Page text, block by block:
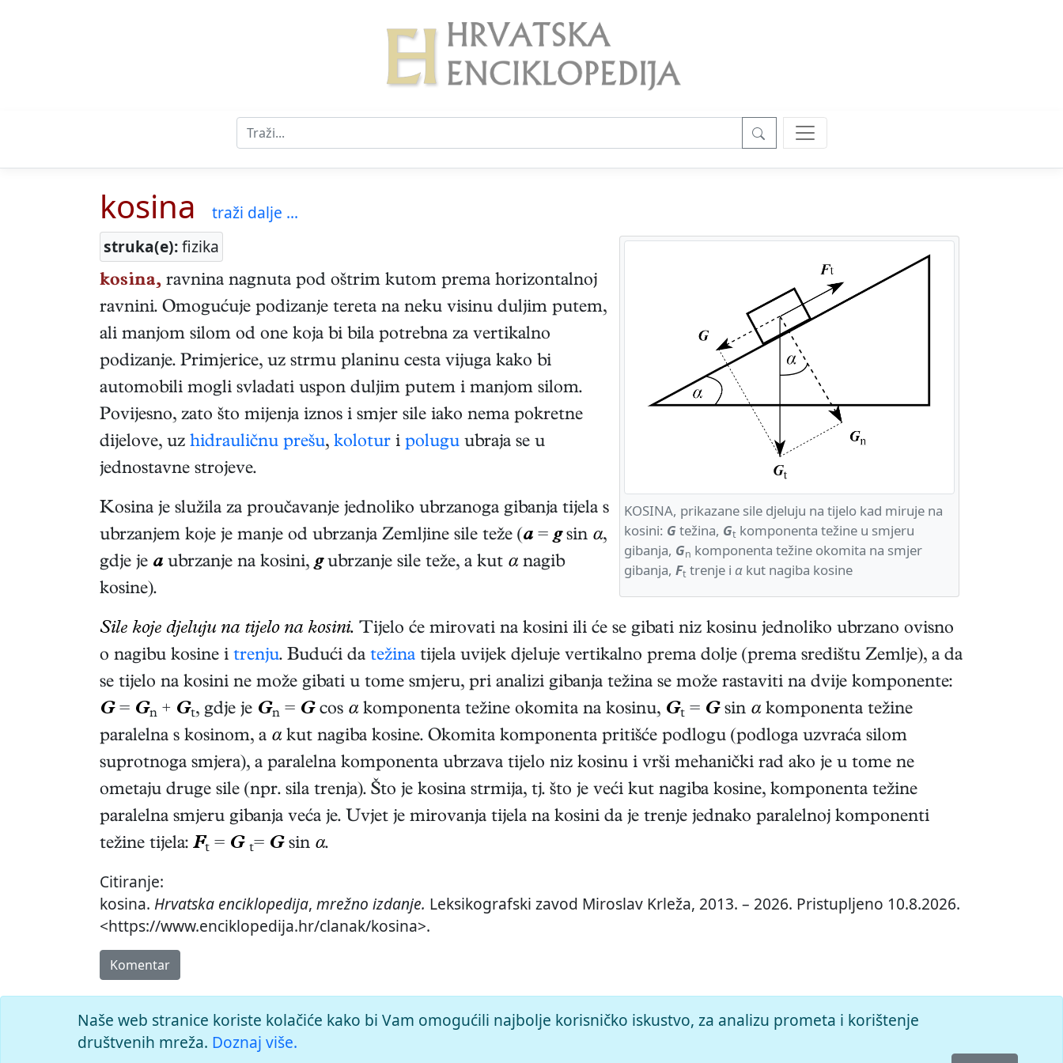
kosina
traži dalje ...
struka(e):fizika
KOSINA, prikazane sile djeluju na tijelo kad miruje na
kosini: G težina, Gt komponenta težine u smjeru
gibanja, Gn komponenta težine okomita na smjer
gibanja, Ft trenje i α kut nagiba kosine
kosina, ravnina nagnuta pod oštrim kutom prema horizontalnoj
ravnini. Omogućuje podizanje tereta na neku visinu duljim putem,
ali manjom silom od one koja bi bila potrebna za vertikalno
podizanje. Primjerice, uz strmu planinu cesta vijuga kako bi
automobili mogli svladati uspon duljim putem i manjom silom.
Povijesno, zato što mijenja iznos i smjer sile iako nema pokretne
dijelove, uz hidrauličnu prešu, kolotur i polugu ubraja se u
jednostavne strojeve.
Kosina je služila za proučavanje jednoliko ubrzanoga gibanja tijela s
ubrzanjem koje je manje od ubrzanja Zemljine sile teže (a =gsin α,
gdje je a ubrzanje na kosini,gubrzanje sile teže, a kut αnagib
kosine).
Sile koje djeluju na tijelo na kosini. Tijelo će mirovati na kosini ili će se gibati niz kosinu jednoliko ubrzano ovisno
o nagibu kosine i trenju. Budući da težina tijela uvijek djeluje vertikalno prema dolje (prema središtu Zemlje), a da
se tijelo na kosini ne može gibati u tome smjeru, pri analizi gibanja težina se može rastaviti na dvije komponente:
G= Gn + Gt, gdje je Gn = Gcos αkomponenta težine okomita na kosinu, Gt = Gsin αkomponenta težine
paralelna s kosinom, a αkut nagiba kosine. Okomita komponenta pritišće podlogu (podloga uzvraća silom
suprotnoga smjera), a paralelna komponenta ubrzava tijelo niz kosinu i vrši mehanički rad ako je u tome ne
ometaju druge sile (npr. sila trenja). Što je kosina strmija, tj. što je veći kut nagiba kosine, komponenta težine
paralelna smjeru gibanja veća je. Uvjet je mirovanja tijela na kosini da je trenje jednako paralelnoj komponenti
težine tijela: Ft = G t= Gsin α.
Citiranje:
kosina. Hrvatska enciklopedija, mrežno izdanje. Leksikografski zavod Miroslav Krleža, 2013. – 2026. Pristupljeno 10.8.2026.
<https://www.enciklopedija.hr/clanak/kosina>.
Komentar
Naše web stranice koriste kolačiće kako bi Vam omogućili najbolje korisničko iskustvo, za analizu prometa i korištenje
društvenih mreža. Doznaj više.